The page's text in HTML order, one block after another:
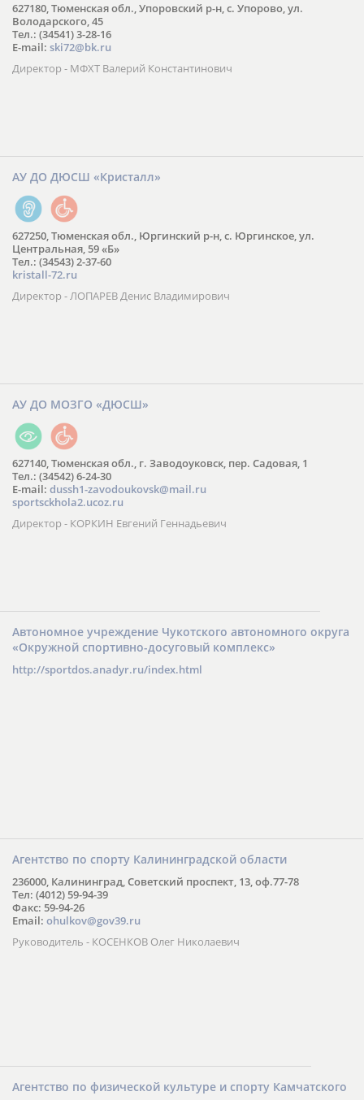
627180, Тюменская обл., Упоровский р-н, с. Упорово, ул.
Володарского, 45
Тел.: (34541) 3-28-16
E-mail: ski72@bk.ru
Директор - МФХТ Валерий Константинович
АУ ДО ДЮСШ «Кристалл»
627250, Тюменская обл., Юргинский р-н, с. Юргинское, ул.
Центральная, 59 «Б»
Тел.: (34543) 2-37-60
kristall-72.ru
Директор - ЛОПАРЕВ Денис Владимирович
АУ ДО МОЗГО «ДЮСШ»
627140, Тюменская обл., г. Заводоуковск, пер. Садовая, 1
Тел.: (34542) 6-24-30
​E-mail: dussh1-zavodoukovsk@mail.ru
sportsckhola2.ucoz.ru
Директор - КОРКИН Евгений Геннадьевич
Автономное учреждение Чукотского автономного округа
«Окружной спортивно-досуговый комплекс»
http://sportdos.anadyr.ru/index.html
Агентство по спорту Калининградской области
236000, Калининград, Советский проспект, 13, оф.77-78
Тел: (4012) 59-94-39
Факс: 59-94-26
Email: ohulkov@gov39.ru
Руководитель - КОСЕНКОВ Олег Николаевич
Агентство по физической культуре и спорту Камчатского